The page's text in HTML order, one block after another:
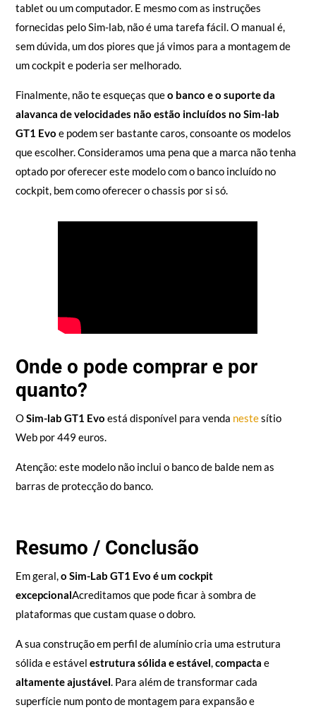
tablet ou um computador. E mesmo com as instruções
fornecidas pelo Sim-lab, não é uma tarefa fácil. O manual é,
sem dúvida, um dos piores que já vimos para a montagem de
um cockpit e poderia ser melhorado.
Finalmente, não te esqueças queo banco e o suporte da
alavanca de velocidades não estão incluídos no Sim-lab
GT1 Evo e podem ser bastante caros, consoante os modelos
que escolher. Consideramos uma pena que a marca não tenha
optado por oferecer este modelo com o banco incluído no
cockpit, bem como oferecer o chassis por si só.
Onde o pode comprar e por
quanto?
OSim-lab GT1 Evo está disponível para venda nestesítio
Web por 449 euros.
Atenção: este modelo não inclui o banco de balde nem as
barras de protecção do banco.
Resumo / Conclusão
Em geral,o Sim-Lab GT1 Evo é um cockpit
excepcionalAcreditamos que pode ficar à sombra de
plataformas que custam quase o dobro.
A sua construção em perfil de alumínio cria uma estrutura
sólida e estável estrutura sólida e estável,compacta e
altamente ajustável. Para além de transformar cada
superfície num ponto de montagem para expansão e